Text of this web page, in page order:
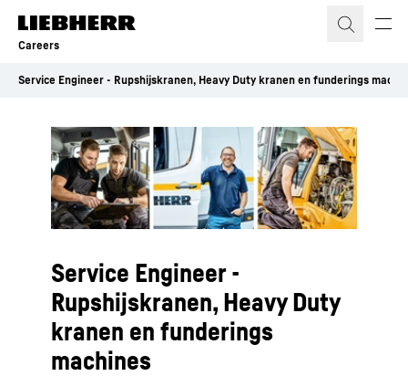
Skip to content
Careers
Service Engineer - Rupshijskranen, Heavy Duty kranen en funderings
Service Engineer -
Rupshijskranen, Heavy Duty
kranen en funderings
machines